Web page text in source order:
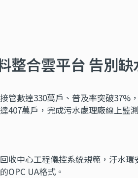
整合雲平台 告別
管數達330萬戶、普及率突破
407萬戶，完成污水處理廠線上
收中心工程儀控系統規範，汙水
OPC UA格式。